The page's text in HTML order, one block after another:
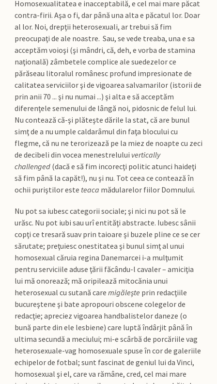
Homosexualitatea e inacceptabilă, e cel mai mare păcat
contra-firii. Aşa o fi, dar până una alta e păcatul lor. Doar
al lor. Noi, drepţii heterosexuali, ar trebui să fim
preocupaţi de ale noastre. Sau, se vede treaba, una e sa
acceptăm voioşi (şi mândri, că, deh, e vorba de stamina
naţională) zâmbetele complice ale suedezelor ce
părăseau litoralul românesc profund impresionate de
calitatea serviciilor şi de vigoarea salvamarilor (istorii de
prin anii 70 ... şi nu numai ...) şi alta e să acceptăm
diferenţele semenului de lângă noi, pidosnic de felul lui.
Nu contează că-şi plăteşte dările la stat, că are bunul
simţ de a nu umple caldarâmul din faţa blocului cu
flegme, că nu ne terorizează pe la miez de noapte cu zeci
de decibeli din vocea menestrelului vertically
challenged (dacă e să fim incorecţi politic atunci haideţi
să fim până la capăt!), nu şi nu. Tot ceea ce contează în
ochii puriştilor este teaca mădularelor fiilor Domnului.
Nu pot sa iubesc categorii sociale; şi nici nu pot să le
urăsc. Nu pot iubi sau urî entităţi abstracte. Iubesc sânii
copţi ce tresară suav prin taioare şi buzele pline ce se cer
sărutate; preţuiesc onestitatea şi bunul simţ al unui
homosexual căruia regina Danemarcei i-a mulţumit
pentru serviciile aduse ţării făcându-l cavaler – amiciţia
lui mă onorează; mă oripilează mitocănia unui
heterosexual cu sutană care migăleşte prin redacţiile
bucureştene şi bate apropouri obscene colegelor de
redacţie; apreciez vigoarea handbalistelor daneze (o
bună parte din ele lesbiene) care luptă îndârjit până în
ultima secundă a meciului; mi-e scârbă de porcăriile vag
heterosexuale-vag homosexuale spuse în cor de galeriile
echipelor de fotbal; sunt fascinat de geniul lui da Vinci,
homosexual şi el, care va rămâne, cred, cel mai mare